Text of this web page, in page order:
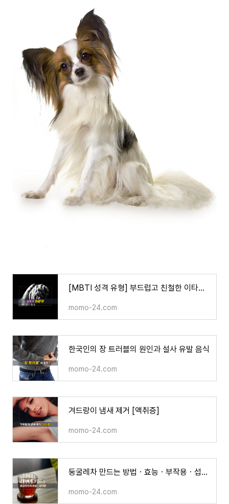
[MBTI 성격 유형] 부드럽고 친철한 이타주의 중재자 INFP
momo-24.com
한국인의 장 트러블의 원인과 설사 유발 음식
momo-24.com
겨드랑이 냄새 제거 [액취증]
momo-24.com
둥굴레차 만드는 방법ㆍ효능ㆍ부작용ㆍ섭취방법
momo-24.com